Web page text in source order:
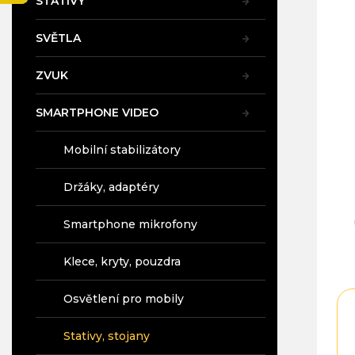
SVĚTLA
ZVUK
SMARTPHONE VIDEO
Mobilní stabilizátory
Držáky, adaptéry
Smartphone mikrofony
Klece, kryty, pouzdra
Osvětlení pro mobily
Stativy, stojany